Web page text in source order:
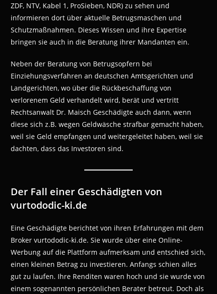
ZDF, NTV, Kabel 1, ProSieben, NDR) zu sehen und
informieren dort über aktuelle Betrugsmaschen und
Schutzmaßnahmen. Dieses Wissen und ihre Expertise
bringen sie auch in die Beratung ihrer Mandanten ein.
Neben der Beratung von Betrugsopfern bei
Einziehungsverfahren an deutschen Amtsgerichten und
Landgerichten, wo über die Rückbeschaffung von
verlorenem Geld verhandelt wird, berät und vertritt
Rechtsanwalt Dr. Maisch Geschädigte auch dann, wenn
diese sich z.B. wegen Geldwäsche strafbar gemacht haben,
weil sie Geld empfangen und weitergeleitet haben, weil sie
dachten, dass das Investoren sind.
Der Fall einer Geschädigten von
vurtododic-ki.de
Eine Geschädigte berichtet von ihren Erfahrungen mit dem
Broker vurtododic-ki.de. Sie wurde über eine Online-
Werbung auf die Plattform aufmerksam und entschied sich,
einen kleinen Betrag zu investieren. Anfangs schien alles
gut zu laufen. Ihre Renditen waren hoch und sie wurde von
einem sogenannten persönlichen Berater betreut. Doch als